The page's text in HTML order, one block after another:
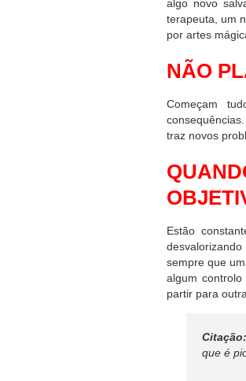
algo novo
terapeuta, um
por artes
NÃO
Começam
traz novos
Estão
sempre que
algum
partir para outra.
Citação:
que é